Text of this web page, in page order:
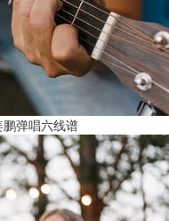
弹唱六线谱